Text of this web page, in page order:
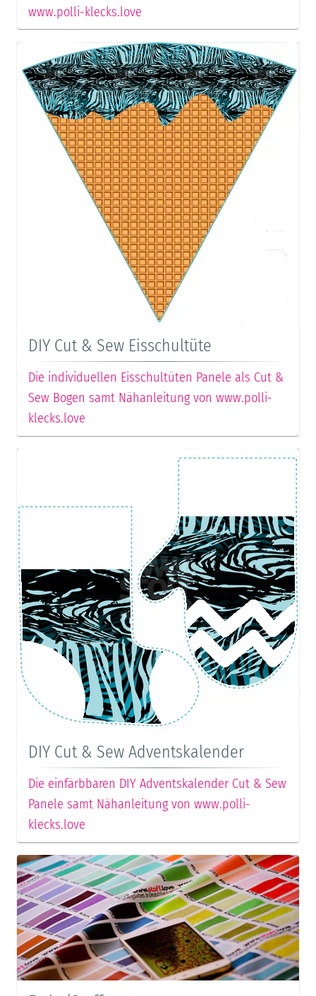
www.polli-klecks.love
DIY Cut & Sew Eisschultüte
Die individuellen Eisschultüten Panele als Cut &
Sew Bogen samt Nähanleitung von www.polli-
klecks.love
DIY Cut & Sew Adventskalender
Die einfärbbaren DIY Adventskalender Cut & Sew
Panele samt Nähanleitung von www.polli-
klecks.love